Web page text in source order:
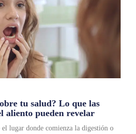
tu salud? Lo que las
aliento pueden revelar
el lugar donde comienza la digestión o